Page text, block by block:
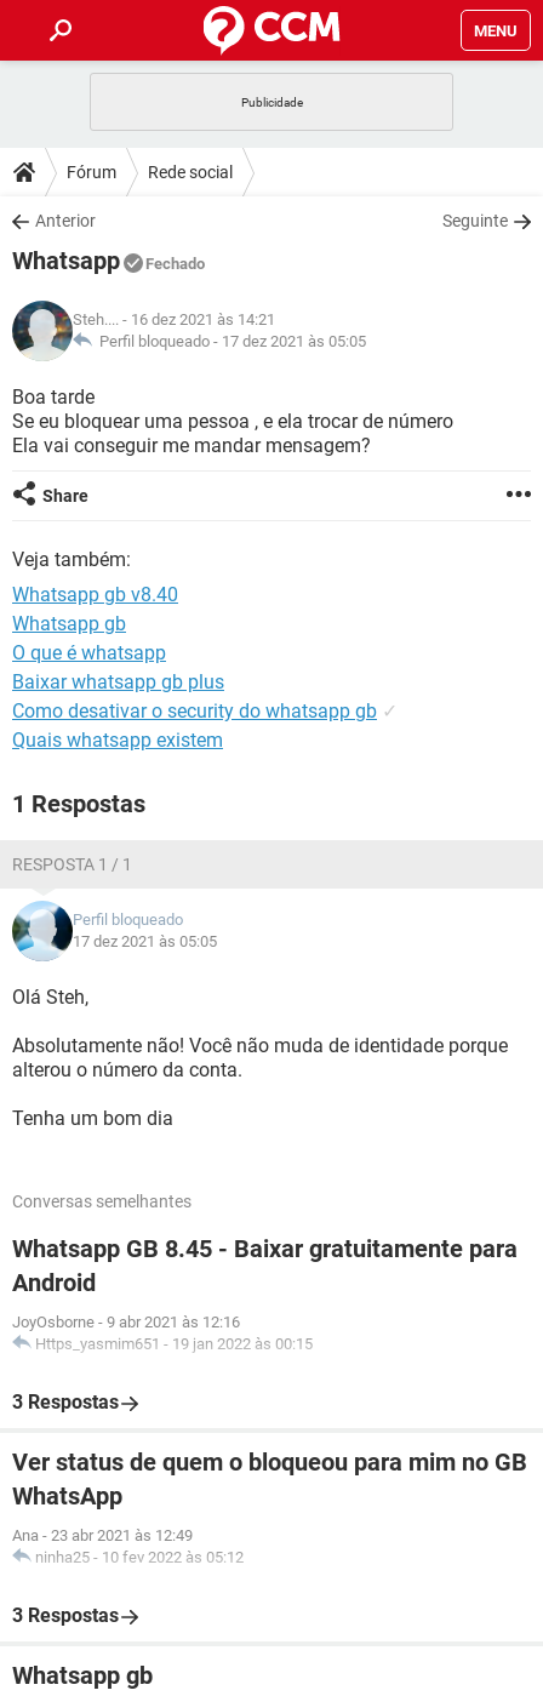
MENU
CELULAR
OUTLOOK
INSTAGRAM
GUIA DE COMPRAS
DICAS
JOGOS
INSTAGRAM
GUIA DE COMPRAS
DOWNLOADS
JOGOS
CELULAR
OUTLOOK EXCEL
INSTAGRAM
GUIA DE COMPRAS
JOGOS
CELULAR
OUTLOOK
INSTAGRAM GMAIL
GUIA DE COMPRAS
GLOSSÁRIO
CELULAR FACEBOOK
INSTAGRAM
GUIA DE COMPRAS
Fórum Rede social
Anterior Seguinte
Whatsapp Fechado
Steh.... - 16 dez 2021 às 14:21
Perfil bloqueado - 17 dez 2021 às 05:05
Boa tarde
Se eu bloquear uma pessoa , e ela trocar de número
Ela vai conseguir me mandar mensagem?
Share
Veja também:
Whatsapp gb v8.40
Whatsapp gb
O que é whatsapp
Baixar whatsapp gb plus
Como desativar o security do whatsapp gb ✓
Quais whatsapp existem
1 Respostas
RESPOSTA 1 / 1
Perfil bloqueado
17 dez 2021 às 05:05
Olá Steh,
Absolutamente não! Você não muda de identidade porque
alterou o número da conta.
Tenha um bom dia
Conversas semelhantes
Whatsapp GB 8.45 - Baixar gratuitamente para
Android
JoyOsborne - 9 abr 2021 às 12:16
Https_yasmim651 - 19 jan 2022 às 00:15
3 Respostas
Ver status de quem o bloqueou para mim no GB
WhatsApp
Ana - 23 abr 2021 às 12:49
ninha25 - 10 fev 2022 às 05:12
3 Respostas
Whatsapp gb